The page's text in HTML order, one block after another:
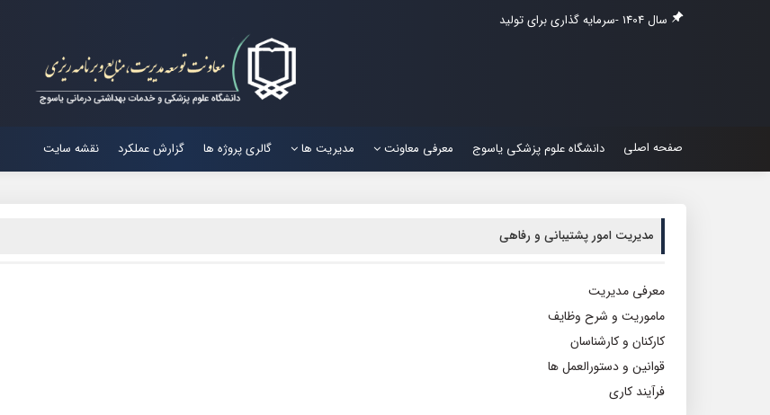
سال 1404 -سرمایه گذاری برای تولید
صفحه اصلی دانشگاه علوم پزشکی یاسوج معرفی معاونت مدیریت ها گالری پروژه ها گزارش عملکرد نقشه سایت
مدیریت امور پشتیبانی و رفاهی
معرفی مدیریت
ماموریت و شرح وظایف
کارکنان و کارشناسان
قوانین و دستورالعمل ها
فرآیند کاری